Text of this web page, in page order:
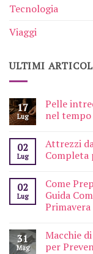
Tecnologia
Viaggi
ULTIMI
17
Lug
Pelle
nel tempo
02
Lug
Attrezzi
Completa
02
Lug
Come
Guida
Primavera
31
Mag
Macchie
per